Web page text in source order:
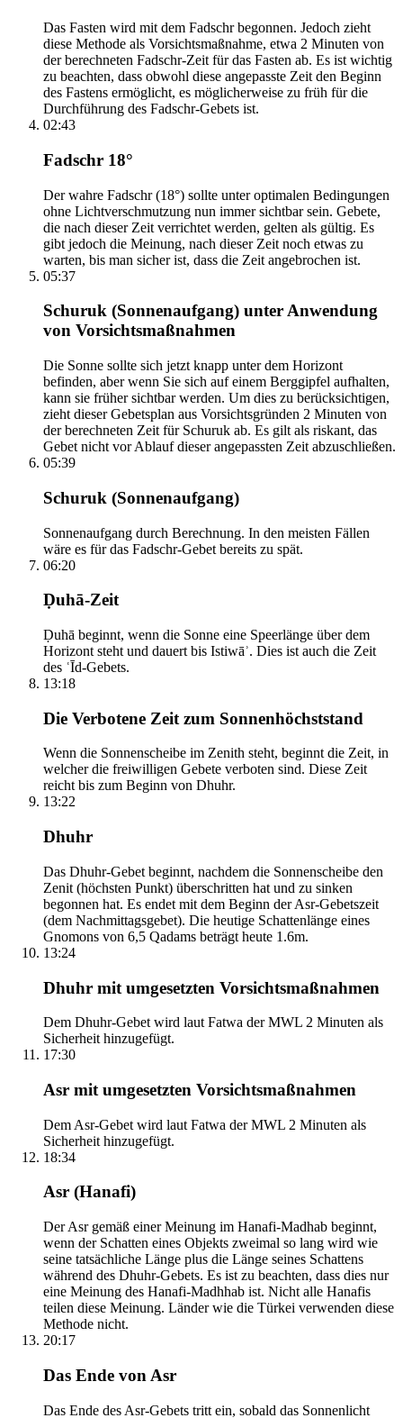
Das Fasten wird mit dem Fadschr begonnen. Jedoch zieht
diese Methode als Vorsichtsmaßnahme, etwa 2 Minuten von
der berechneten Fadschr-Zeit für das Fasten ab. Es ist wichtig
zu beachten, dass obwohl diese angepasste Zeit den Beginn
des Fastens ermöglicht, es möglicherweise zu früh für die
Durchführung des Fadschr-Gebets ist.
02:43
Fadschr 18°
Der wahre Fadschr (18°) sollte unter optimalen Bedingungen
ohne Lichtverschmutzung nun immer sichtbar sein. Gebete,
die nach dieser Zeit verrichtet werden, gelten als gültig. Es
gibt jedoch die Meinung, nach dieser Zeit noch etwas zu
warten, bis man sicher ist, dass die Zeit angebrochen ist.
05:37
Schuruk (Sonnenaufgang) unter Anwendung
von Vorsichtsmaßnahmen
Die Sonne sollte sich jetzt knapp unter dem Horizont
befinden, aber wenn Sie sich auf einem Berggipfel aufhalten,
kann sie früher sichtbar werden. Um dies zu berücksichtigen,
zieht dieser Gebetsplan aus Vorsichtsgründen 2 Minuten von
der berechneten Zeit für Schuruk ab. Es gilt als riskant, das
Gebet nicht vor Ablauf dieser angepassten Zeit abzuschließen.
05:39
Schuruk (Sonnenaufgang)
Sonnenaufgang durch Berechnung. In den meisten Fällen
wäre es für das Fadschr-Gebet bereits zu spät.
06:20
Ḍuhā-Zeit
Ḍuhā beginnt, wenn die Sonne eine Speerlänge über dem
Horizont steht und dauert bis Istiwāʾ. Dies ist auch die Zeit
des ʿĪd-Gebets.
13:18
Die Verbotene Zeit zum Sonnenhöchststand
Wenn die Sonnenscheibe im Zenith steht, beginnt die Zeit, in
welcher die freiwilligen Gebete verboten sind. Diese Zeit
reicht bis zum Beginn von Dhuhr.
13:22
Dhuhr
Das Dhuhr-Gebet beginnt, nachdem die Sonnenscheibe den
Zenit (höchsten Punkt) überschritten hat und zu sinken
begonnen hat. Es endet mit dem Beginn der Asr-Gebetszeit
(dem Nachmittagsgebet). Die heutige Schattenlänge eines
Gnomons von 6,5 Qadams beträgt heute 1.6m.
13:24
Dhuhr mit umgesetzten Vorsichtsmaßnahmen
Dem Dhuhr-Gebet wird laut Fatwa der MWL 2 Minuten als
Sicherheit hinzugefügt.
17:30
Asr mit umgesetzten Vorsichtsmaßnahmen
Dem Asr-Gebet wird laut Fatwa der MWL 2 Minuten als
Sicherheit hinzugefügt.
18:34
Asr (Hanafi)
Der Asr gemäß einer Meinung im Hanafi-Madhab beginnt,
wenn der Schatten eines Objekts zweimal so lang wird wie
seine tatsächliche Länge plus die Länge seines Schattens
während des Dhuhr-Gebets. Es ist zu beachten, dass dies nur
eine Meinung des Hanafi-Madhhab ist. Nicht alle Hanafis
teilen diese Meinung. Länder wie die Türkei verwenden diese
Methode nicht.
20:17
Das Ende von Asr
Das Ende des Asr-Gebets tritt ein, sobald das Sonnenlicht